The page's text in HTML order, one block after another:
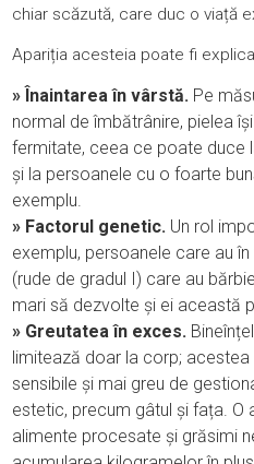
chiar scăzută, care duc o viață
Apariția acesteia poate fi
» Înaintarea în vârstă. Pe
normal de îmbătrânire, pielea
fermitate, ceea ce poate duce
și la persoanele cu o foarte
exemplu.
» Factorul genetic. Un rol
exemplu, persoanele care au
(rude de gradul I) care au
mari să dezvolte și ei această
» Greutatea în exces.
limitează doar la corp; acestea
sensibile și mai greu de
estetic, precum gâtul și fața. O
alimente procesate și grăsimi